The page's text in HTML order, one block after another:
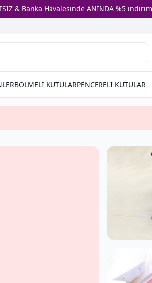
& Banka Havalesinde ANINDA %5 indirim
BÖLMELİ KUTULARPENCERELİ KUTULAR